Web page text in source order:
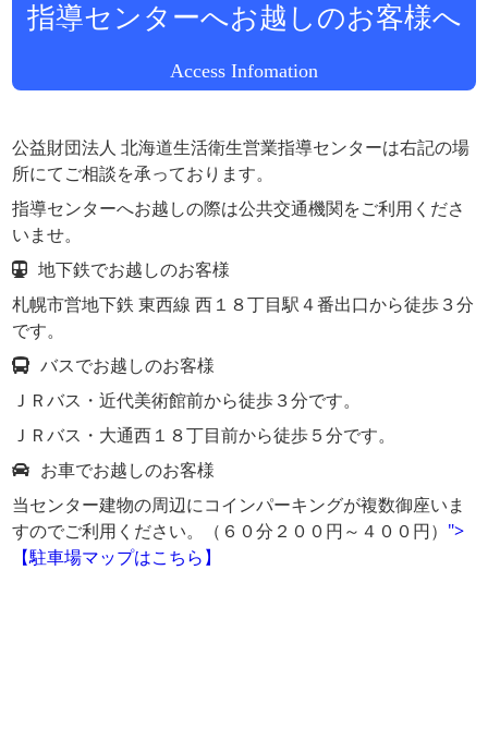
指導センターへお越しのお客様へ
Access Infomation
公益財団法人 北海道生活衛生営業指導センターは右記の場
所にてご相談を承っております。
指導センターへお越しの際は公共交通機関をご利用くださ
いませ。
地下鉄でお越しのお客様
札幌市営地下鉄 東西線 西１８丁目駅４番出口から徒歩３分
です。
バスでお越しのお客様
ＪＲバス・近代美術館前から徒歩３分です。
ＪＲバス・大通西１８丁目前から徒歩５分です。
お車でお越しのお客様
当センター建物の周辺にコインパーキングが複数御座いま
すのでご利用ください。（６０分２００円～４００円） ">
【駐車場マップはこちら】